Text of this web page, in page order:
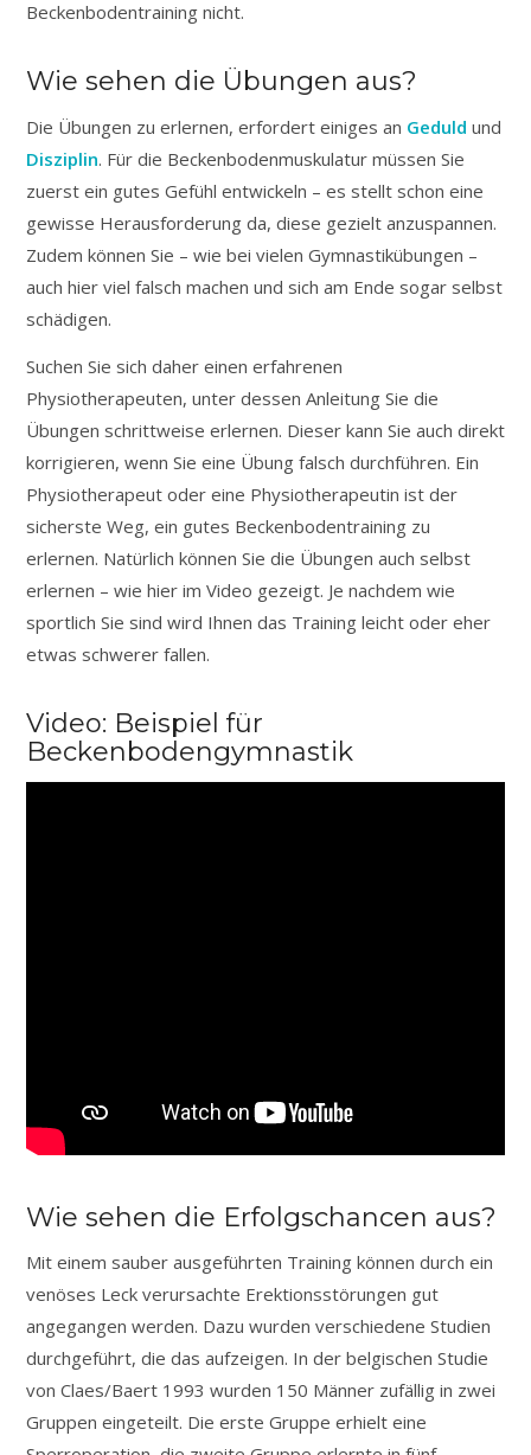
Beckenbodentraining nicht.
Wie sehen die Übungen aus?
Die Übungen zu erlernen, erfordert einiges an Geduld und
Disziplin. Für die Beckenbodenmuskulatur müssen Sie
zuerst ein gutes Gefühl entwickeln – es stellt schon eine
gewisse Herausforderung da, diese gezielt anzuspannen.
Zudem können Sie – wie bei vielen Gymnastikübungen –
auch hier viel falsch machen und sich am Ende sogar selbst
schädigen.
Suchen Sie sich daher einen erfahrenen
Physiotherapeuten, unter dessen Anleitung Sie die
Übungen schrittweise erlernen. Dieser kann Sie auch direkt
korrigieren, wenn Sie eine Übung falsch durchführen. Ein
Physiotherapeut oder eine Physiotherapeutin ist der
sicherste Weg, ein gutes Beckenbodentraining zu
erlernen. Natürlich können Sie die Übungen auch selbst
erlernen – wie hier im Video gezeigt. Je nachdem wie
sportlich Sie sind wird Ihnen das Training leicht oder eher
etwas schwerer fallen.
Video: Beispiel für
Beckenbodengymnastik
Wie sehen die Erfolgschancen aus?
Mit einem sauber ausgeführten Training können durch ein
venöses Leck verursachte Erektionsstörungen gut
angegangen werden. Dazu wurden verschiedene Studien
durchgeführt, die das aufzeigen. In der belgischen Studie
von Claes/Baert 1993 wurden 150 Männer zufällig in zwei
Gruppen eingeteilt. Die erste Gruppe erhielt eine